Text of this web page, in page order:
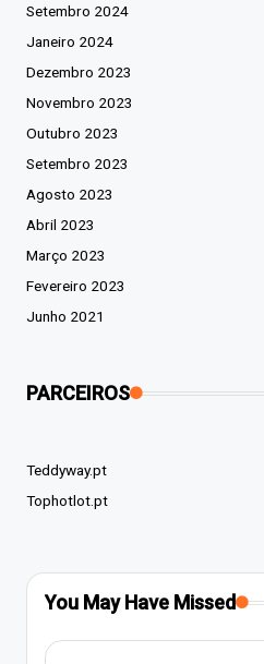
Setembro 2024
Janeiro 2024
Dezembro 2023
Novembro 2023
Outubro 2023
Setembro 2023
Agosto 2023
Abril 2023
Março 2023
Fevereiro 2023
Junho 2021
PARCEIROS
Teddyway.pt
Tophotlot.pt
You May Have Missed